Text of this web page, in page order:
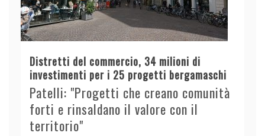
Distretti del commercio, 34 milioni di
investimenti per i 25 progetti bergamaschi
Patelli: "Progetti che creano comunità
forti e rinsaldano il valore con il
territorio"